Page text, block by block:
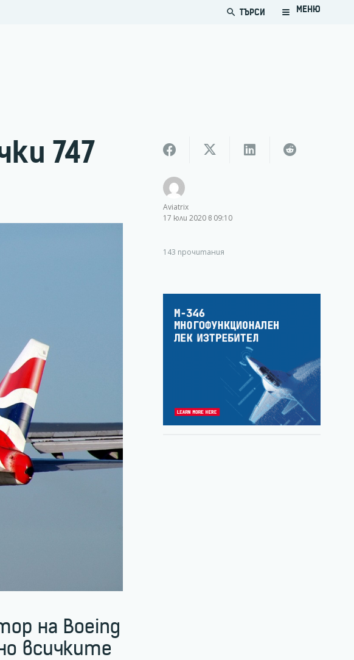
search ТЪРСИ МЕНЮ
747
на Boeing
всичките
Aviatrix
17 юли 2020 в 09:10
143 прочитания